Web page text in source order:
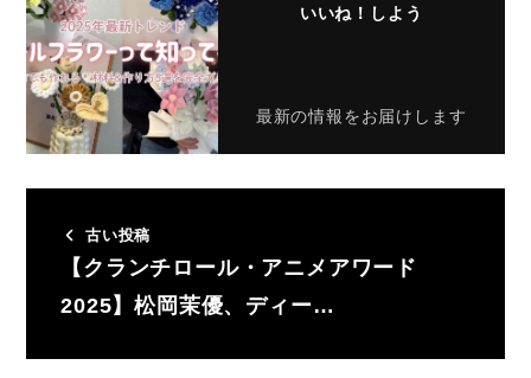
いいね！しよう
最新の情報をお届けします
古い投稿
【クランチロール・アニメアワード
2025】松岡茉優、ディー…